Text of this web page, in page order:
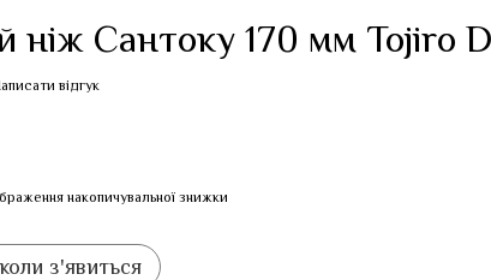
ніж Сантоку 170 мм Tojiro
відгук
накопичувальної знижки
з'явиться